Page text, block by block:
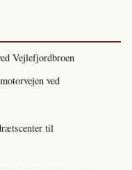
Vejlefjordbroen
ved
til